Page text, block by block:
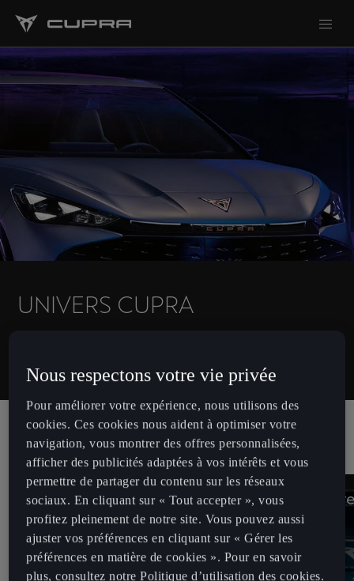
UNIVERS CUPRA
RACING
CUPRA x FIA ETCR CUPRA x
Nous respectons votre vie privée
Pour améliorer votre expérience, nous utilisons des
cookies. Ces cookies nous aident à optimiser votre
navigation, vous montrer des offres personnalisées,
afficher des publicités adaptées à vos intérêts et vous
permettre de partager du contenu sur les réseaux
sociaux. En cliquant sur « Tout accepter », vous
profitez pleinement de notre site. Vous pouvez aussi
ajuster vos préférences en cliquant sur « Gérer les
préférences en matière de cookies ». Pour en savoir
plus, consultez notre Politique d’utilisation des cookies.